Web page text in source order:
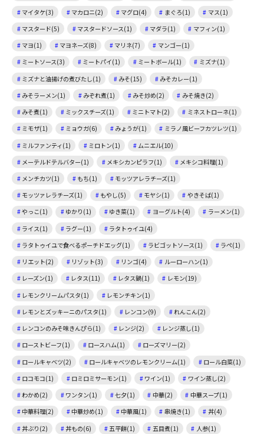
マイタケ(3)
マカロニ(2) マグロ(4) まぐろ(1)
マス(1)
マスタード(5)
マスタードソース(1) マダラ(1)
マフィン(1)
マヨ(1)
マヨネーズ(8) マリネ(7)
マンゴー(1)
ミートソース(3)
ミートパイ(1) ミートボール(1)
ミズナ(1)
ミズナと油揚げの煮びたし(1)
みそ(15)
みそカレー(1)
みそラーメン(1)
みぞれ煮(1) みそ炒め(2)
みそ焼き(2)
みそ煮(1)
ミックスチーズ(1) ミニトマト(2)
ミネストローネ(1)
ミモザ(1)
ミョウガ(6) みょうが(1)
ミラノ風ビーフカツレツ(1)
ミルファンティ(1)
ミロトン(1)
ムニエル(10)
メーテルドテルバター(1)
メキシカンピラフ(1)
メキシコ料理(1)
メンチカツ(1)
もち(1)
モッツアレラチーズ(1)
モッツァレラチーズ(1)
もやし(5) モヤシ(1)
やきそば(1)
やっこ(1)
ゆかり(1) ゆき菜(1) ヨーグルト(4)
ラーメン(1)
ライス(1)
ラグー(1)
ラタトゥイユ(4)
ラタトゥイユで食べるポーチドエッグ(1)
ラビゴットソース(1)
ラペ(1)
リエット(2)
リゾット(3) リンゴ(4)
ルーローハン(1)
レーズン(1)
レタス(11) レタス鍋(1)
レモン(19)
レモンクリームパスタ(1)
レモンチキン(1)
レモンとズッキーニのパスタ(1)
レンコン(9)
れんこん(2)
レンコンのみそ味きんぴら(1)
レンジ(2)
レンジ蒸し(1)
ローストビーフ(1)
ロースハム(1)
ローズマリー(2)
ロールキャベツ(2)
ロールキャベツのレモンクリーム(1)
ロール白菜(1)
ロコモコ(1)
ロミロミサーモン(1) ワイン(1)
ワイン蒸し(2)
わかめ(2)
ワンタン(1) 七夕(1) 中華(2)
中華スープ(1)
中華料理(2)
中華炒め(1) 中華風(1) 串焼き(1)
丼(4)
丼ぶり(2)
丼もの(6) 五平餅(1) 五目煮(1)
人参(1)